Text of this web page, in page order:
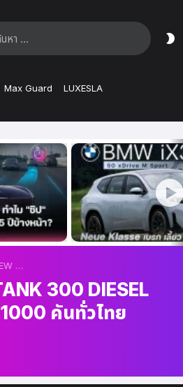
Max Guard LUXESLA
คันทั่วไทย
300 DIESEL
คันทั่วไทย